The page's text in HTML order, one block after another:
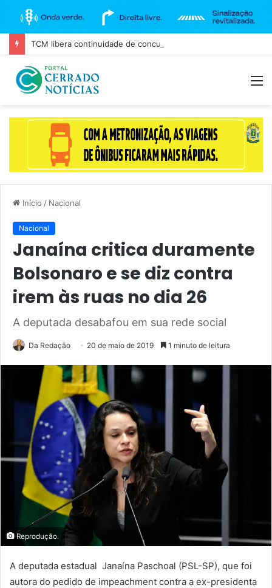
Início / Nacional
Nacional
Janaína critica duramente
Bolsonaro e se diz contra
irem às ruas no dia 26
A deputada desabafou em sua rede social
Da Redação 20 de maio de 2019 1 minuto de leitura
Reprodução.
A deputada estadual Janaína Paschoal (PSL-SP), que foi
autora do pedido de impeachment contra a ex-presidenta